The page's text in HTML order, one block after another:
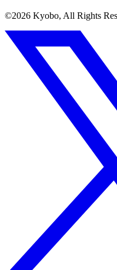
©︎2026 Kyobo, All Rights